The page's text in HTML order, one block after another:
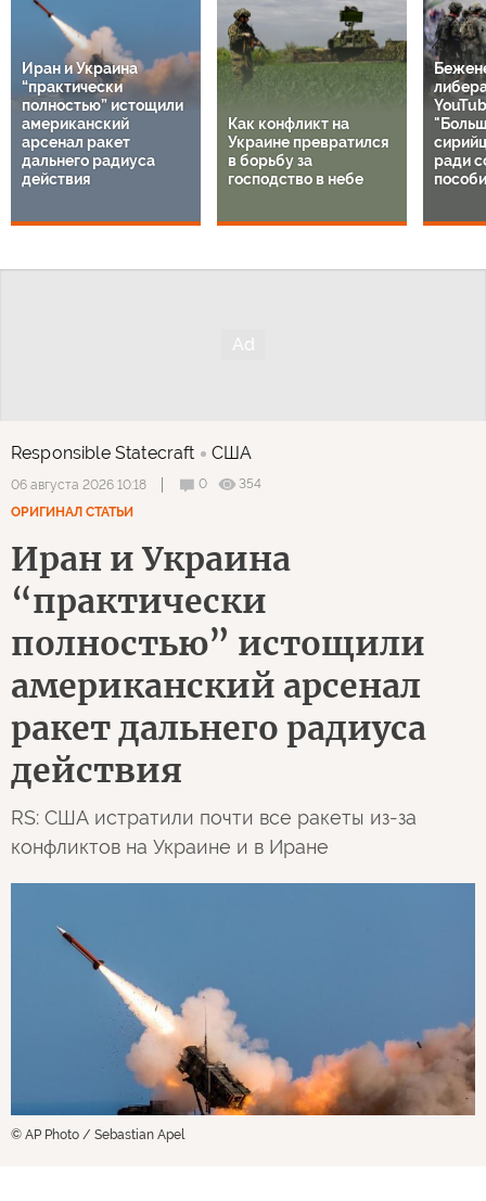
Иран и Украина
“практически
полностью” истощили
американский
арсенал ракет
дальнего радиуса
действия
Как конфликт на
Украине превратился
в борьбу за
господство в небе
ради
Responsible Statecraft США
06 августа 2026 10:18 0
354
ОРИГИНАЛ СТАТЬИ
Иран и Украина
“практически
полностью” истощили
американский арсенал
ракет дальнего радиуса
действия
RS: США истратили почти все ракеты из-за
конфликтов на Украине и в Иране
© AP Photo / Sebastian Apel